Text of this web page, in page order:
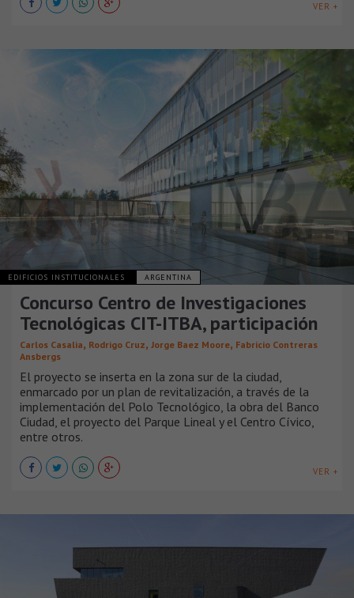
VER +
EDIFICIOS INSTITUCIONALES ARGENTINA
Concurso Centro de Investigaciones
Tecnológicas CIT-ITBA, participación
Carlos Casalia, Rodrigo Cruz, Jorge Baez Moore, Fabricio Contreras
Ansbergs
El proyecto se inserta en la zona sur de la ciudad,
enmarcado por un plan de revitalización, a través de la
implementación del Polo Tecnológico, la obra del Banco
Ciudad, el proyecto del Parque Lineal y el Centro Cívico,
entre otros.
VER +